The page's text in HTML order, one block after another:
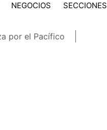
NEGOCIOS SECCIONES
por el Pacífico